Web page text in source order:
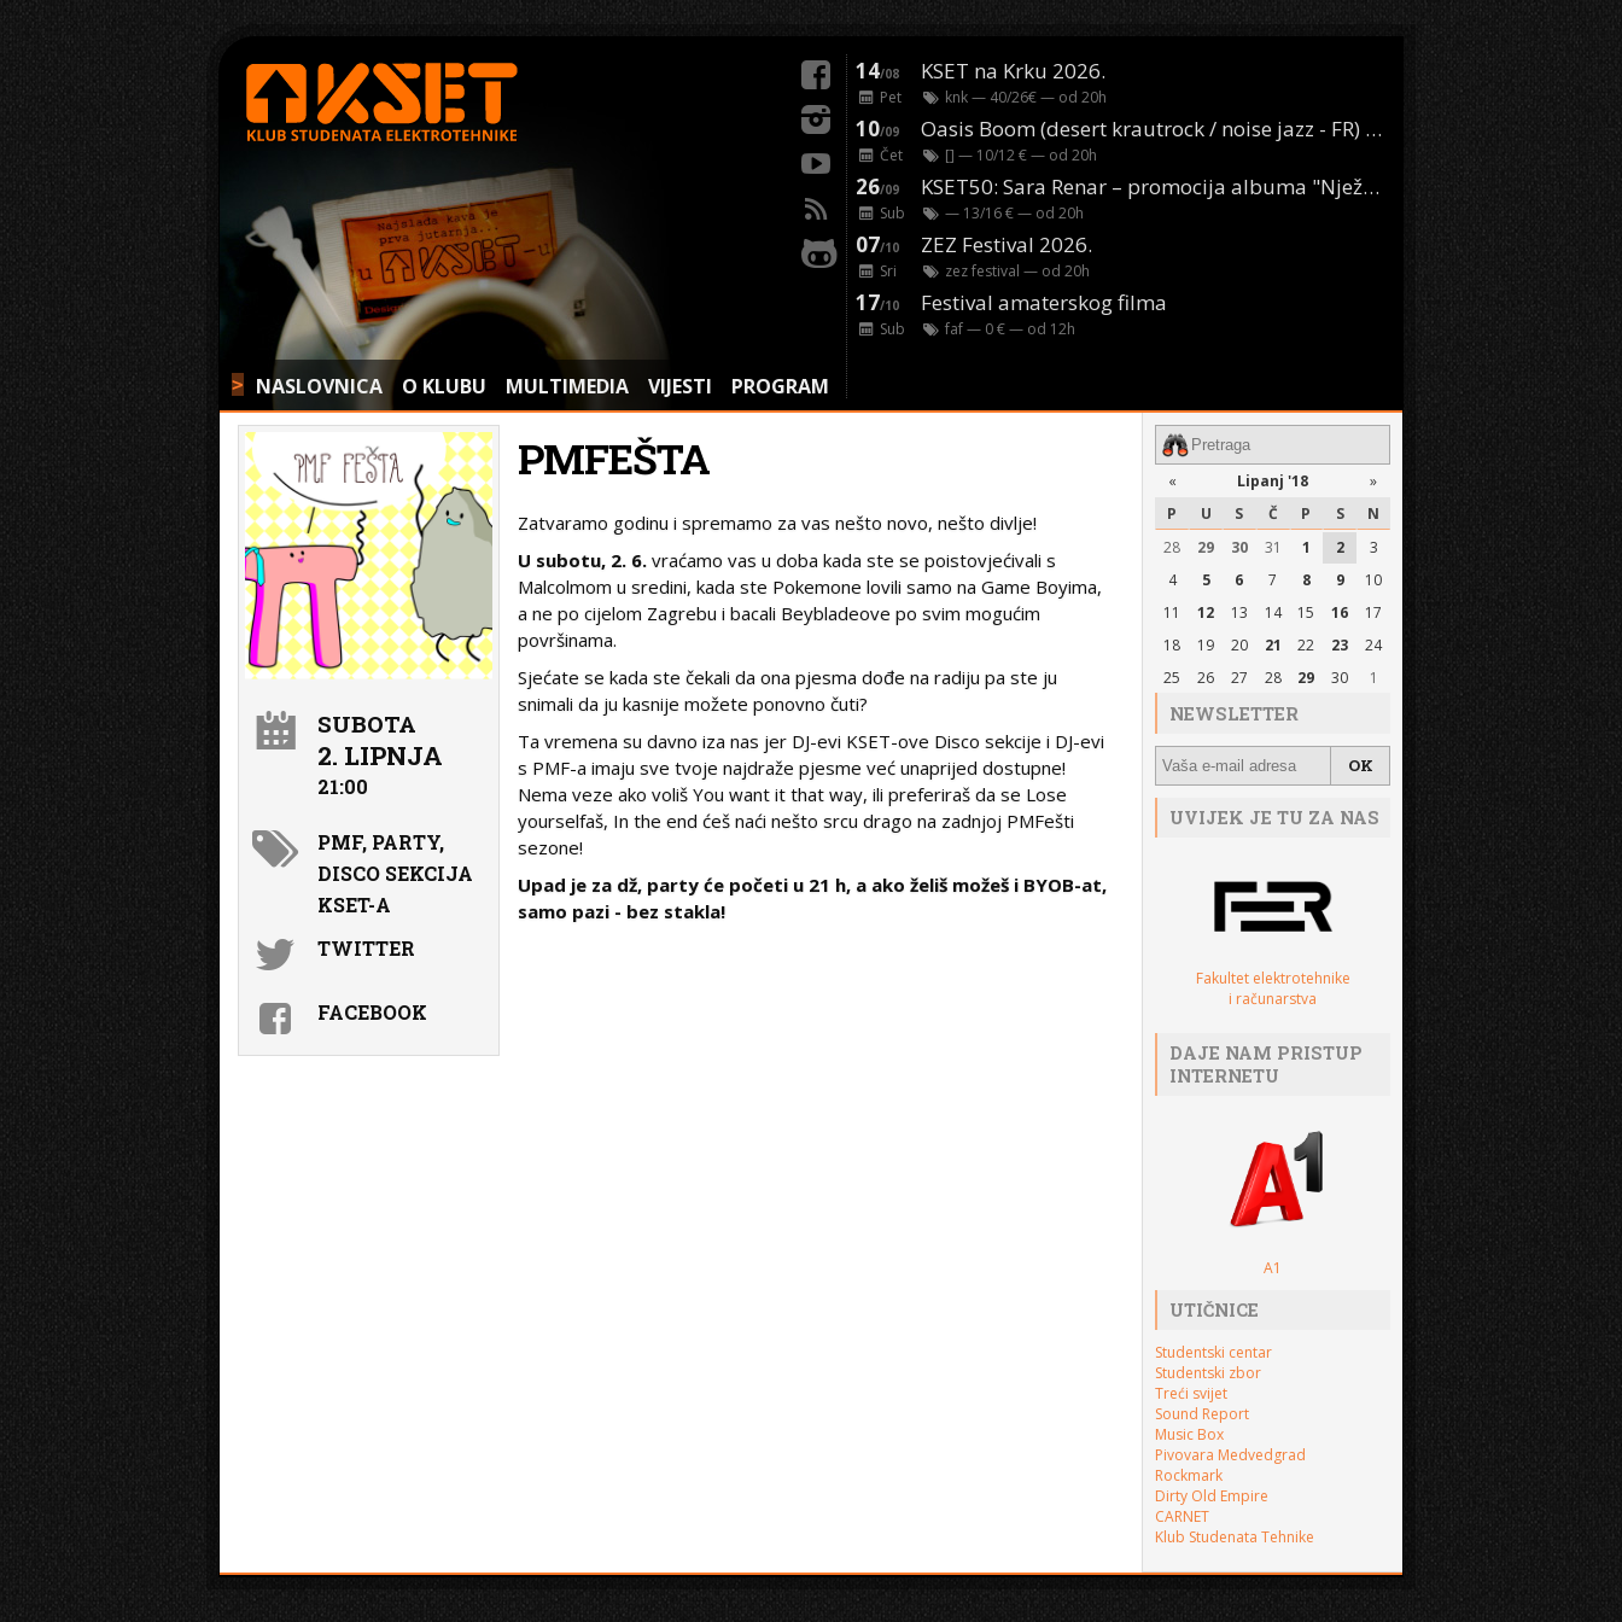
> NASLOVNICA O KLUBU MULTIMEDIA VIJESTI PROGRAM
14/08 KSET na Krku 2026.
Pet knk— 40/26€ — od 20h
10/09 Oasis Boom (desert krautrock / noise jazz - FR) @ KONTEJNER
Čet [] — 10/12 € — od 20h
26/09 KSET50: Sara Renar – promocija albuma "Nježne riječi" @ Močvara
Sub — 13/16 € — od 20h
07/10 ZEZ Festival 2026.
Sri zez festival — od 20h
17/10 Festival amaterskog filma
Sub faf— 0 € — od 12h
PMFEŠTA
Zatvaramo godinu i spremamo za vas nešto novo, nešto divlje!
U subotu, 2. 6. vraćamo vas u doba kada ste se poistovjećivali s
Malcolmom u sredini, kada ste Pokemone lovili samo na Game Boyima,
a ne po cijelom Zagrebu i bacali Beybladeove po svim mogućim
površinama.
Sjećate se kada ste čekali da ona pjesma dođe na radiju pa ste ju
snimali da ju kasnije možete ponovno čuti?
Ta vremena su davno iza nas jer DJ-evi KSET-ove Disco sekcije i DJ-evi
s PMF-a imaju sve tvoje najdraže pjesme već unaprijed dostupne!
Nema veze ako voliš You want it that way, ili preferiraš da se Lose
yourselfaš, In the end ćeš naći nešto srcu drago na zadnjoj PMFešti
sezone!
Upad je za dž, party će početi u 21 h, a ako želiš možeš i BYOB-at,
samo pazi - bez stakla!
SUBOTA
2. LIPNJA
21:00
PMF, PARTY,
DISCO SEKCIJA
KSET-A
TWITTER
FACEBOOK
« Lipanj '18
»
P
U S Č P S
N
28
29 30 31 1 2
3
4
5 6 7 8 9
10
11
12 13 14 15 16
17
18
19 20 21 22 23
24
25
26 27 28 29 30 1
NEWSLETTER
UVIJEK JE TU ZA NAS
Fakultet elektrotehnike
i računarstva
DAJE NAM PRISTUP
INTERNETU
A1
UTIČNICE
Studentski centar
Studentski zbor
Treći svijet
Sound Report
Music Box
Pivovara Medvedgrad
Rockmark
Dirty Old Empire
CARNET
Klub Studenata Tehnike